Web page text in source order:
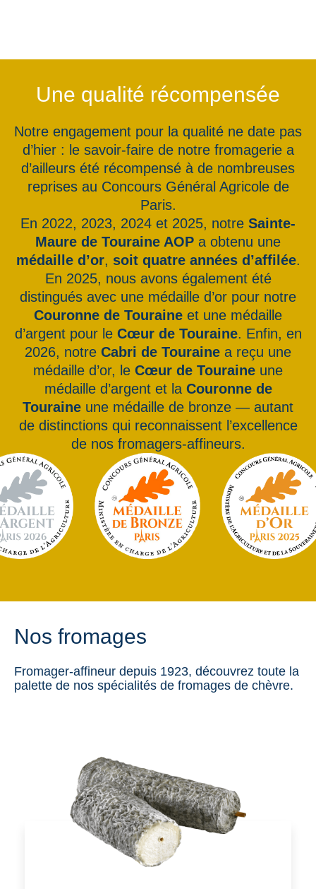
Une qualité récompensée
Notre engagement pour la qualité ne date pas
d’hier : le savoir-faire de notre fromagerie a
d’ailleurs été récompensé à de nombreuses
reprises au Concours Général Agricole de
Paris.
En 2022, 2023, 2024 et 2025, notre Sainte-
Maure de Touraine AOP a obtenu une
médaille d’or, soit quatre années d’affilée.
En 2025, nous avons également été
distingués avec une médaille d’or pour notre
Couronne de Touraine et une médaille
d’argent pour le Cœur de Touraine. Enfin, en
2026, notre Cabri de Touraine a reçu une
médaille d’or, le Cœur de Touraine une
médaille d’argent et la Couronne de
Touraine une médaille de bronze — autant
de distinctions qui reconnaissent l’excellence
de nos fromagers-affineurs.
Nos fromages
Fromager-affineur depuis 1923, découvrez toute la
palette de nos spécialités de fromages de chèvre.